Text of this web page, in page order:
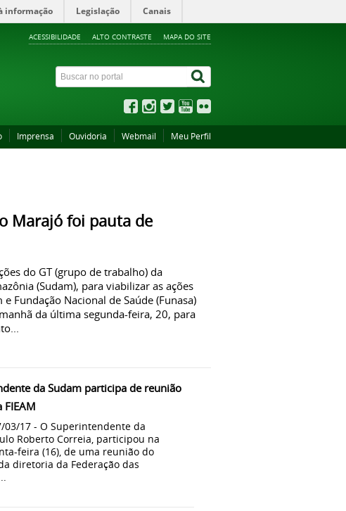
informação Legislação Canais
ACESSIBILIDADE ALTO CONTRASTE MAPA DO SITE
Imprensa Ouvidoria Webmail Meu Perfil
Marajó foi pauta de
do GT (grupo de trabalho) da
(Sudam), para viabilizar as ações
Fundação Nacional de Saúde (Funasa)
da última segunda-feira, 20, para
da Sudam participa de reunião
FIEAM
03/17 - O Superintendente da
Roberto Correia, participou na
feira (16), de uma reunião do
diretoria da Federação das